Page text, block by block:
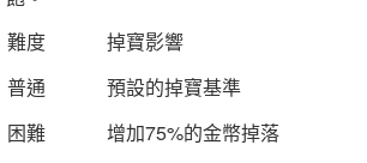
難度
掉寶影響
普通
預設的掉寶基準
困難
增加75%的金幣掉落